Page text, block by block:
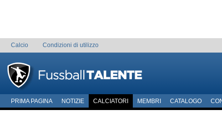
Calcio Condizioni di utilizzo
PRIMA PAGINA NOTIZIE CALCIATORI MEMBRI CATALOGO